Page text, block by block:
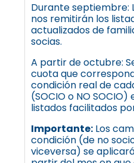
Durante septiembre:
nos remitirán los
actualizados de
socias.
A partir de octubre:
cuota que
condición real de
(SOCIO o NO SOCIO)
listados facilitados
Importante: Los
condición (de no
viceversa) se